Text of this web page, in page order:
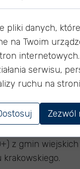
gmin
krakowskiego w
projekcie,
cyfrowych oraz
z gmin
pliki danych,
na Twoim
serwisu,
ruchu na
Zezwól